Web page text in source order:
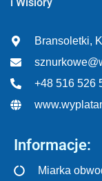
Bransoletki,
+48 516 526
Informacje:
Miarka